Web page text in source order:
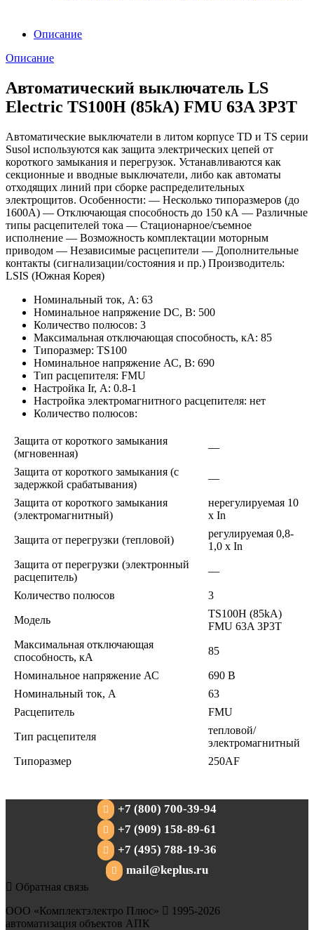
Описание
Описание
Автоматический выключатель LS
Electric TS100H (85kA) FMU 63A 3P3T
Автоматические выключатели в литом корпусе TD и TS серии
Susol используются как защита электрических цепей от
короткого замыкания и перегрузок. Устанавливаются как
секционные и вводные выключатели, либо как автоматы
отходящих линий при сборке распределительных
электрощитов. Особенности: — Несколько типоразмеров (до
1600А) — Отключающая способность до 150 кА — Различные
типы расцепителей тока — Стационарное/съемное
исполнение — Возможность комплектации моторным
приводом — Независимые расцепители — Дополнительные
контакты (сигнализации/состояния и пр.) Производитель:
LSIS (Южная Корея)
Номинальный ток, А: 63
Номинальное напряжение DC, В: 500
Количество полюсов: 3
Максимальная отключающая способность, кА: 85
Типоразмер: TS100
Номинальное напряжение АС, В: 690
Тип расцепителя: FMU
Настройка Ir, А: 0.8-1
Настройка электромагнитного расцепителя: нет
Количество полюсов:
Защита от короткого замыкания
(мгновенная)
—
Защита от короткого замыкания (с
задержкой срабатывания)
—
Защита от короткого замыкания
(электромагнитный)
нерегулируемая 10
х In
Защита от перегрузки (тепловой)
регулируемая 0,8-
1,0 x In
Защита от перегрузки (электронный
расцепитель)
—
Количество полюсов 3
Модель
TS100H (85kA)
FMU 63A 3P3T
Максимальная отключающая
способность, кА
85
Номинальное напряжение АС
690 В
Номинальный ток, А
63
Расцепитель
FMU
Тип расцепителя
тепловой/
электромагнитный
Типоразмер
250AF
+7 (800) 700-39-94
+7 (909) 158-89-61
+7 (495) 788-19-36
mail@keplus.ru
Обратная связь
ООО «Комплектэлектро Плюс»
1995-2026
автоматизация объектов АПК